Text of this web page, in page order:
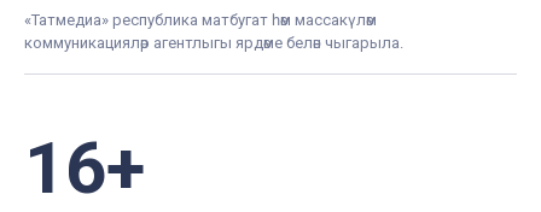
«Татмедиа» республика матбугат һәм массакүләм
коммуникацияләр агентлыгы ярдәме белән чыгарыла.
16+